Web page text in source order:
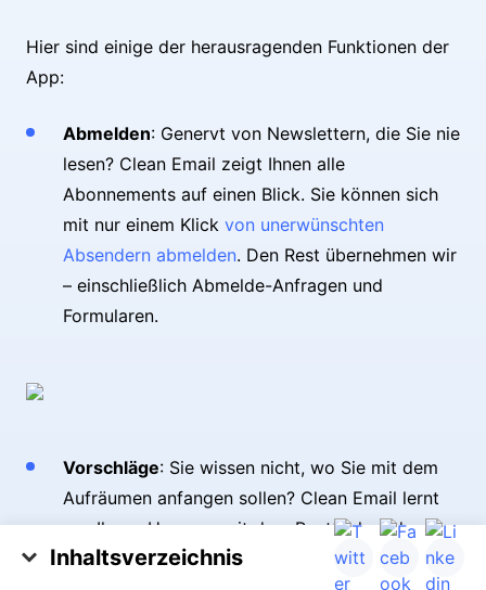
Inhaltsverzeichnis
Alle Yahoo E-Mails auf Einmal Löschen: Alle
Hier sind einige der herausragenden Funktionen der
App:
Abmelden: Genervt von Newslettern, die Sie nie
lesen? Clean Email zeigt Ihnen alle
Abonnements auf einen Blick. Sie können sich
mit nur einem Klick von unerwünschten
Absendern abmelden. Den Rest übernehmen wir
– einschließlich Abmelde-Anfragen und
Formularen.
Vorschläge: Sie wissen nicht, wo Sie mit dem
Aufräumen anfangen sollen? Clean Email lernt
aus Ihrem Umgang mit dem Postfach und
schlägt intelligente Möglichkeiten vor, es